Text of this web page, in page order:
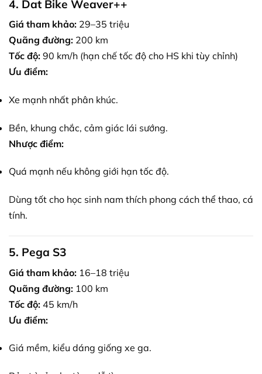
4. Dat Bike Weaver++
Giá tham khảo: 29–35 triệu
Quãng đường: 200 km
Tốc độ: 90 km/h (hạn chế tốc độ cho HS khi tùy chỉnh)
Ưu điểm:
Xe mạnh nhất phân khúc.
Bền, khung chắc, cảm giác lái sướng.
Nhược điểm:
Quá mạnh nếu không giới hạn tốc độ.
Dùng tốt cho học sinh nam thích phong cách thể thao, cá
tính.
5. Pega S3
Giá tham khảo: 16–18 triệu
Quãng đường: 100 km
Tốc độ: 45 km/h
Ưu điểm:
Giá mềm, kiểu dáng giống xe ga.